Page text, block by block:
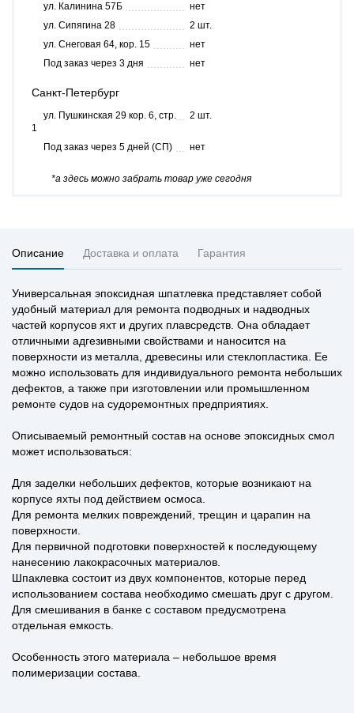
ул. Калинина 57Б
нет
ул. Сипягина 28
2 шт.
ул. Снеговая 64, кор. 15
нет
Под заказ через 3 дня
нет
Санкт-Петербург
ул. Пушкинская 29 кор. 6, стр.
1
2 шт.
Под заказ через 5 дней (СП) нет
*а здесь можно забрать товар уже сегодня
Описание Доставка и оплата Гарантия
Универсальная эпоксидная шпатлевка представляет собой
удобный материал для ремонта подводных и надводных
частей корпусов яхт и других плавсредств. Она обладает
отличными адгезивными свойствами и наносится на
поверхности из металла, древесины или стеклопластика. Ее
можно использовать для индивидуального ремонта небольших
дефектов, а также при изготовлении или промышленном
ремонте судов на судоремонтных предприятиях.
Описываемый ремонтный состав на основе эпоксидных смол
может использоваться:
Для заделки небольших дефектов, которые возникают на
корпусе яхты под действием осмоса.
Для ремонта мелких повреждений, трещин и царапин на
поверхности.
Для первичной подготовки поверхностей к последующему
нанесению лакокрасочных материалов.
Шпаклевка состоит из двух компонентов, которые перед
использованием состава необходимо смешать друг с другом.
Для смешивания в банке с составом предусмотрена
отдельная емкость.
Особенность этого материала – небольшое время
полимеризации состава.